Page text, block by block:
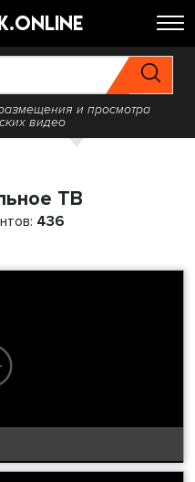
и просмотра
видео
ТВ
436